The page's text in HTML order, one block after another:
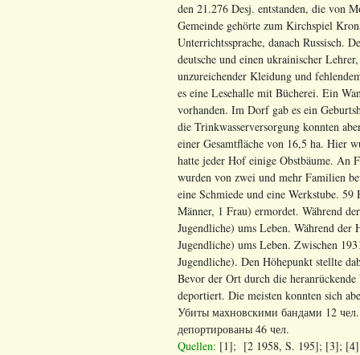
den 21.276 Desj. entstanden, die von
Gemeinde gehörte zum Kirchspiel
Unterrichtssprache, danach Russisch.
deutsche und einen ukrainischer
unzureichender Kleidung und
es eine Lesehalle mit Bücherei. Ein
vorhanden. Im Dorf gab es ein
die Trinkwasserversorgung konnten
einer Gesamtfläche von 16,5 ha. Hier
hatte jeder Hof einige Obstbäume. An
wurden von zwei und mehr Familien
eine Schmiede und eine Werkstube.
Männer, 1 Frau) ermordet. Während
Jugendliche) ums Leben. Während
Jugendliche) ums Leben. Zwischen
Jugendliche). Den Höhepunkt stellte
Bevor der Ort durch die
deportiert. Die meisten konnten sich
Убиты махновскими бандами 12
депортированы 46 чел.
Quellen: [1]; [2 1958, S. 195]; [3];